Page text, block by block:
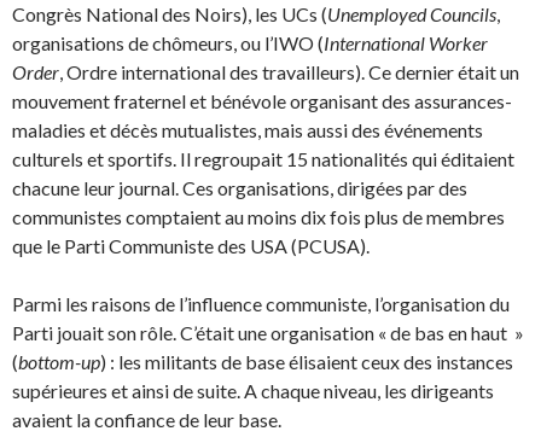
Congrès National des Noirs), les UCs (Unemployed Councils,
orga­nisations de chômeurs, ou l’IWO (International Worker
Order, Ordre international des travail­leurs). Ce dernier était un
mouvement fraternel et bénévole organisant des assurances-
maladies et décès mutualistes, mais aussi des événements
culturels et sportifs. Il regroupait 15 nationalités qui éditaient
chacune leur journal. Ces organisations, dirigées par des
communistes comptaient au moins dix fois plus de membres
que le Parti Communiste des USA (PCUSA).
Parmi les raisons de l’influence communiste, l’organisation du
Parti jouait son rôle. C’était une organisation « de bas en haut »
(bottom-up) : les militants de base élisaient ceux des instances
supérieures et ainsi de suite. A chaque niveau, les dirigeants
avaient la confiance de leur base.